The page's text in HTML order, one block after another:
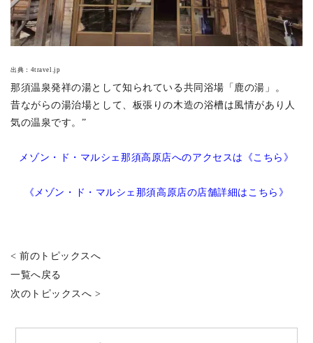
出典： 4travel.jp
那須温泉発祥の湯として知られている共同浴場「鹿の湯」。
昔ながらの湯治場として、板張りの木造の浴槽は風情があり人
気の温泉です。”
メゾン・ド・マルシェ那須高原店へのアクセスは《こちら》
《メゾン・ド・マルシェ那須高原店の店舗詳細はこちら》
< 前のトピックスへ
一覧へ戻る
次のトピックスへ >